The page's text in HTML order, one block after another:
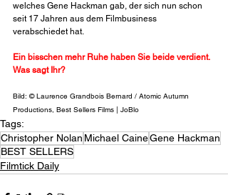
welches Gene Hackman gab, der sich nun schon
seit 17 Jahren aus dem Filmbusiness
verabschiedet hat.
Ein bisschen mehr Ruhe haben Sie beide verdient.
Was sagt Ihr?
Bild: © Laurence Grandbois Bernard / Atomic Autumn
Productions, Best Sellers Films | JoBlo
Tags:
Christopher Nolan Michael CaineGene Hackman
BEST SELLERS
Filmtick Daily